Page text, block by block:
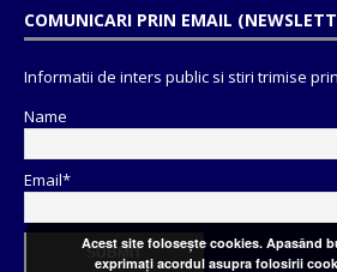
COMUNICARI PRIN EMAIL
Informatii de inters public si stiri trimise
Name
Email*
Acest site foloseşte cookies. Apasând
exprimaţi acordul asupra folosirii